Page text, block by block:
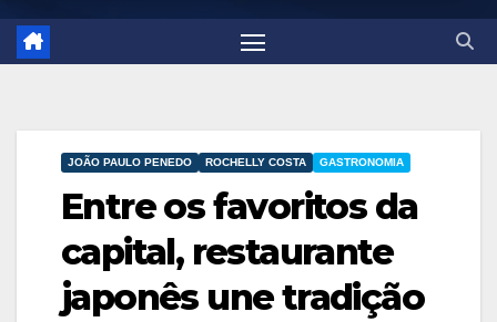
GASTRONOMIA
JOÃO PAULO PENEDO ROCHELLY COSTA
Entre os favoritos da
capital, restaurante
japonês une tradição